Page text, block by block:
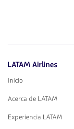
LATAM Airlines
Inicio
Acerca de LATAM
Experiencia LATAM